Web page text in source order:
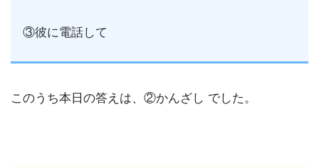
③彼に電話して
このうち本日の答えは、②かんざし でした。